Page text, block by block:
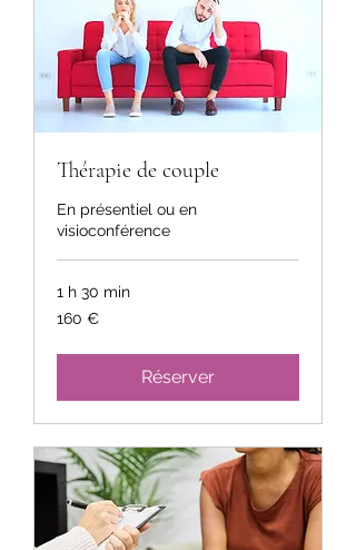
Thérapie de couple
En présentiel ou en
visioconférence
1 h 30 min
160
euros
160 €
Réserver